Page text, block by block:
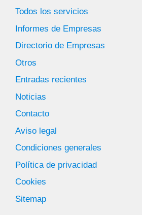
Todos los servicios
Informes de Empresas
Directorio de Empresas
Otros
Entradas recientes
Noticias
Contacto
Aviso legal
Condiciones generales
Política de privacidad
Cookies
Sitemap